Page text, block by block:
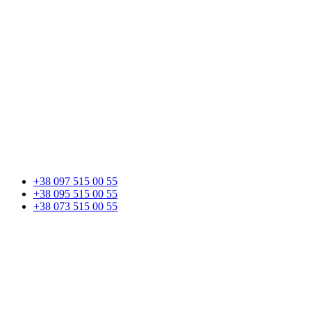
+38 097 515 00 55
+38 095 515 00 55
+38 073 515 00 55